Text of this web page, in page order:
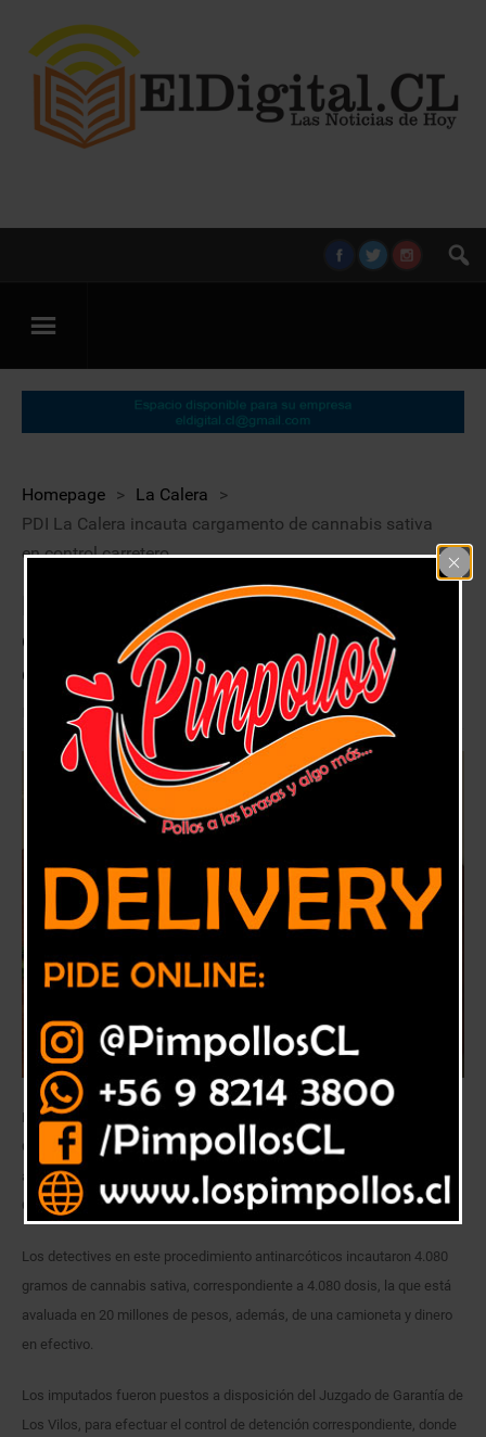
Homepage > La Calera
>
PDI La Calera incauta cargamento de cannabis sativa
en control carretero
PDI La Calera incauta cargamento
de cannabis sativa en control
carretero
17 octubre, 2020 La Calera
La Brigada Antinarcóticos y contra el Crimen Organizado (BRIANCO) La
Calera detuvo a tres personas, dos hombres y una mujer, por infracción
a la Ley 20.000, en un control carretero instalado en el sector de Los
Cóndores, en la comuna de Los Vilos.
Los detectives en este procedimiento antinarcóticos incautaron 4.080
gramos de cannabis sativa, correspondiente a 4.080 dosis, la que está
avaluada en 20 millones de pesos, además, de una camioneta y dinero
en efectivo.
Los imputados fueron puestos a disposición del Juzgado de Garantía de
Los Vilos, para efectuar el control de detención correspondiente, donde